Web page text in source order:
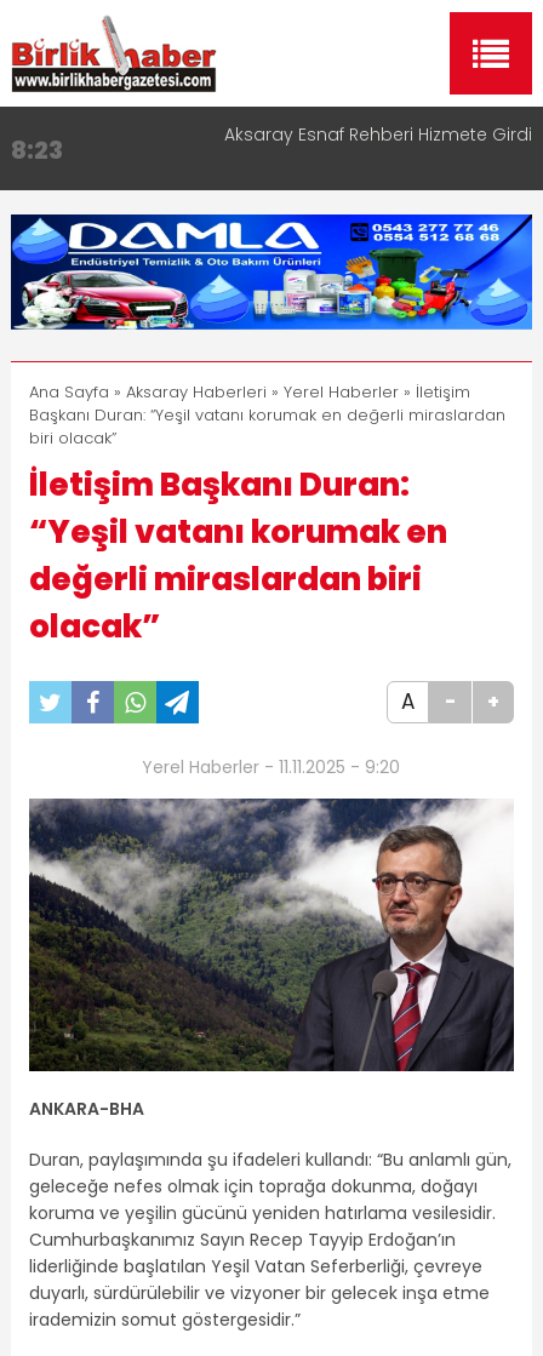
8:23 Aksaray Esnaf Rehberi Hizmete Girdi
Birlikhaber.com Yayın Hayatına Başladı | Hızlı ve
Akıllı Haber Platformu
13:33 Taşımacılıkta Dijital Devrim: Rota Sepetim
17:15
Aksaray OSB Bölge Müdürü Makam Koltuğunu
Çocuklara Bıraktı
16:00
Aksaray Esnaf Rehberi ile Google ve Yapay Zeka
Aramalarında Öne Çıkın
Ana Sayfa » Aksaray Haberleri » Yerel Haberler» İletişim
Başkanı Duran: “Yeşil vatanı korumak en değerli miraslardan
biri olacak”
İletişim Başkanı Duran:
“Yeşil vatanı korumak en
değerli miraslardan biri
olacak”
A - +
Yerel Haberler - 11.11.2025 - 9:20
ANKARA-BHA
Duran, paylaşımında şu ifadeleri kullandı: “Bu anlamlı gün,
geleceğe nefes olmak için toprağa dokunma, doğayı
koruma ve yeşilin gücünü yeniden hatırlama vesilesidir.
Cumhurbaşkanımız Sayın Recep Tayyip Erdoğan’ın
liderliğinde başlatılan Yeşil Vatan Seferberliği, çevreye
duyarlı, sürdürülebilir ve vizyoner bir gelecek inşa etme
irademizin somut göstergesidir.”